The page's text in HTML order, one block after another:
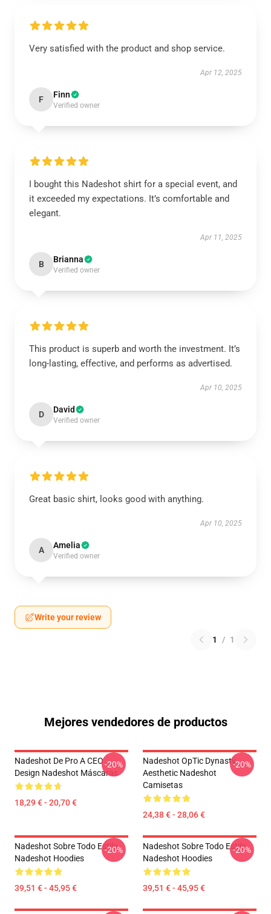
Very satisfied with the product and shop service.
Apr 12, 2025
F Finn
Verified owner
I bought this Nadeshot shirt for a special event, and
it exceeded my expectations. It’s comfortable and
elegant.
Apr 11, 2025
B Brianna
Verified owner
This product is superb and worth the investment. It’s
long-lasting, effective, and performs as advertised.
Apr 10, 2025
D David
Verified owner
Great basic shirt, looks good with anything.
Apr 10, 2025
A Amelia
Verified owner
Write your review
1 / 1
Mejores vendedores de productos
Nadeshot De Pro A CEO
Design Nadeshot Máscaras
18,29 € - 20,70 €
-20%
Nadeshot OpTic Dynasty
Aesthetic Nadeshot
Camisetas
24,38 € - 28,06 €
-20%
Nadeshot Sobre Todo Estilo
Nadeshot Hoodies
39,51 € - 45,95 €
-20%
Nadeshot Sobre Todo Estilo
Nadeshot Hoodies
39,51 € - 45,95 €
-20%